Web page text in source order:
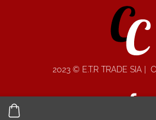
2023 © E.T.R TRADE SIA |